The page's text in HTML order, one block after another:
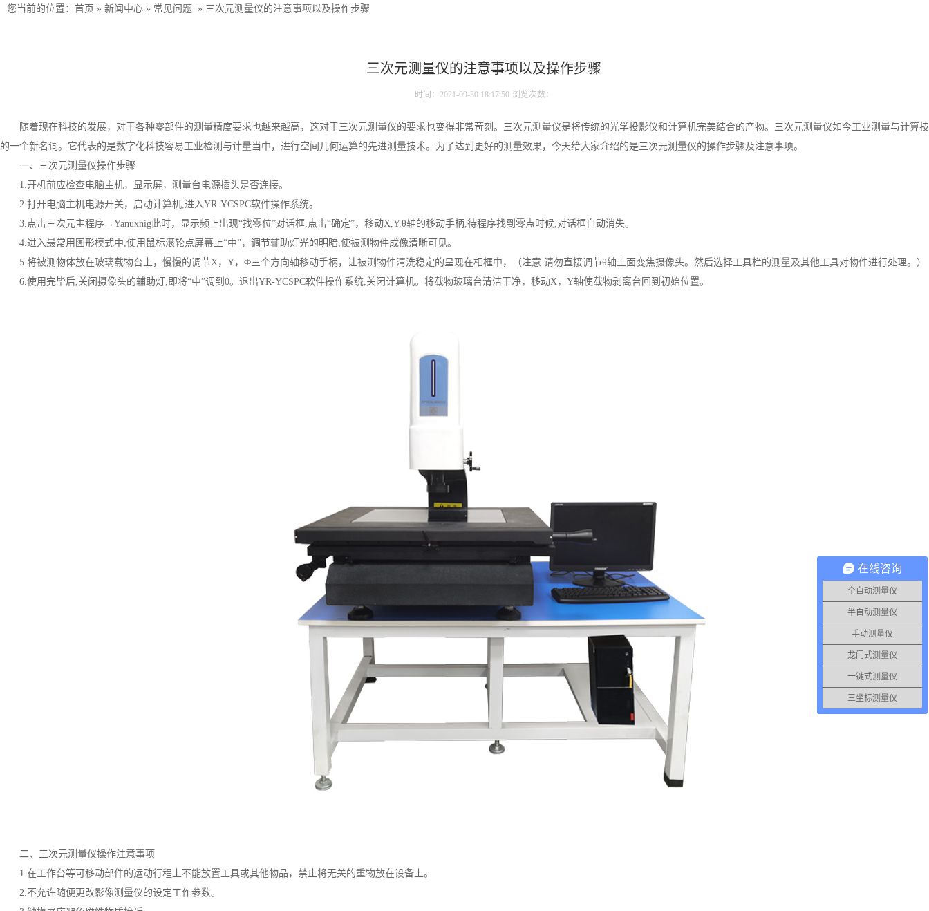
您当前的位置： 首页 » 新闻中心 » 常见问题 » 三次元测量仪的注意事项以及操作步骤
三次元测量仪的注意事项以及操作步骤
时间：2021-09-30 18:17:50 浏览次数：
随着现在科技的发展，对于各种零部件的测量精度要求也越来越高，这对于三次元测量仪的要求也变得非常苛刻。三次元测量仪是将传统的光学投影仪和计算机完美结合的产物。三次元测量仪如今工业测量与计算
的一个新名词。它代表的是数字化科技容易工业检测与计量当中，进行空间几何运算的先进测量技术。为了达到更好的测量效果，今天给大家介绍的是三次元测量仪的操作步骤及注意事项。
一、三次元测量仪操作步骤
1.开机前应检查电脑主机，显示屏，测量台电源插头是否连接。
2.打开电脑主机电源开关，启动计算机,进入YR-YCSPC软件操作系统。
3.点击三次元主程序→Yanuxnig此时，显示频上出现“找零位”对话框,点击“确定”，移动X,Y,θ轴的移动手柄,待程序找到零点时候,对话框自动消失。
4.进入最常用图形模式中,使用鼠标滚轮点屏幕上“中”，调节辅助灯光的明暗,使被测物件成像清晰可见。
5.将被测物体放在玻璃载物台上，慢慢的调节X，Y，Φ三个方向轴移动手柄，让被测物件清洗稳定的呈现在相框中，（注意:请勿直接调节θ轴上面变焦摄像头。然后选择工具栏的测量及其他工具对物件进行处理。）
6.使用完毕后,关闭摄像头的辅助灯,即将“中”调到0。退出YR-YCSPC软件操作系统,关闭计算机。将载物玻璃台清洁干净，移动X，Y轴使载物剥离台回到初始位置。
二、三次元测量仪操作注意事项
1.在工作台等可移动部件的运动行程上不能放置工具或其他物品，禁止将无关的重物放在设备上。
2.不允许随便更改影像测量仪的设定工作参数。
在线咨询
全自动测量仪
半自动测量仪
手动测量仪
龙门式测量仪
一键式测量仪
三坐标测量仪